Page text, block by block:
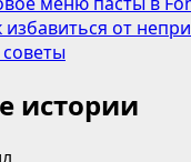
избавиться от
истории